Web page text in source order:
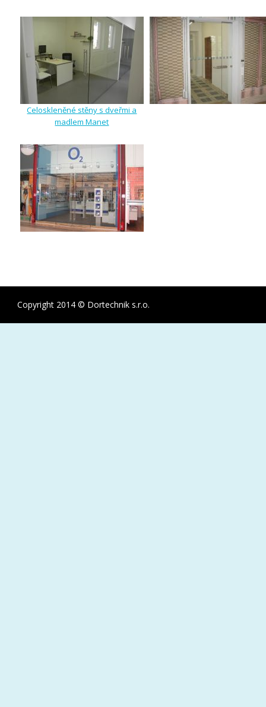
Celoskleněné stěny s dveřmi a
madlem Manet
Copyright 2014 © Dortechnik s.r.o.